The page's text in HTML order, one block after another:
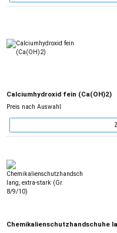
Calciumhydroxid fein (Ca(OH)2)
Preis nach Auswahl
Chemikalienschutzhandschuhe